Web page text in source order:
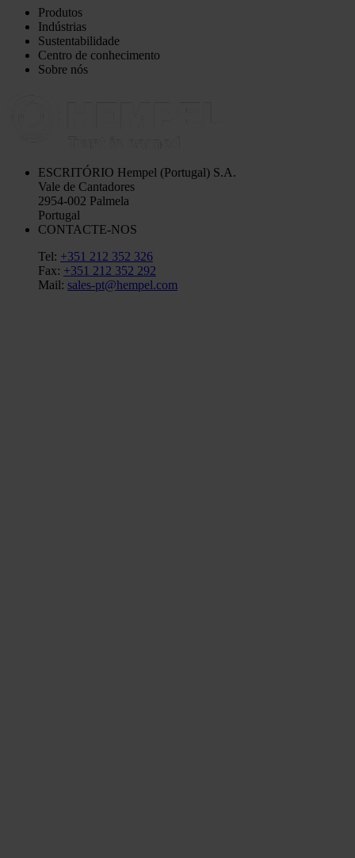
Produtos
Indústrias
Sustentabilidade
Centro de conhecimento
Sobre nós
ESCRITÓRIO Hempel (Portugal) S.A.
Vale de Cantadores
2954-002 Palmela
Portugal
CONTACTE-NOS
Tel: +351 212 352 326
Fax: +351 212 352 292
Mail: sales-pt@hempel.com